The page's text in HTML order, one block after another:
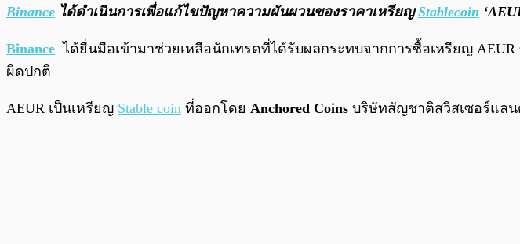
พร้อมเล่น
Binance ได้ดำเนินการเพื่อแก้ไขปัญหาความผันผวนของราคาเหรียญStablecoin
Binance ได้ยื่นมือเข้ามาช่วยเหลือนักเทรดที่ได้รับผลกระทบจากการซื้อเหรียญ
ผิดปกติ
AEUR เป็นเหรียญ Stable coin ที่ออกโดย Anchored Coins บริษัทสัญชาติสวิสเซอร์แล